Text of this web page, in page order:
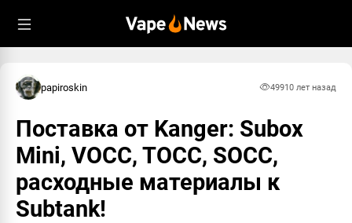
papiroskin 49910 лет назад
Поставка от Kanger: Subox
Mini, VOCC, TOCC, SOCC,
расходные материалы к
Subtank!